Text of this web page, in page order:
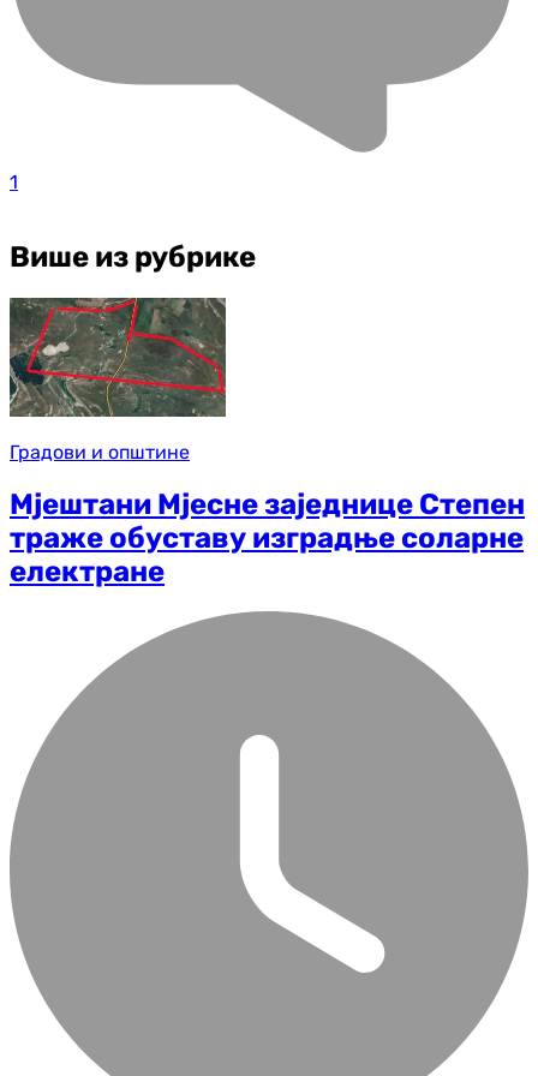
1
Више из рубрике
Градови и општине
Мјештани Мјесне заједнице Степен
траже обуставу изградње соларне
електране